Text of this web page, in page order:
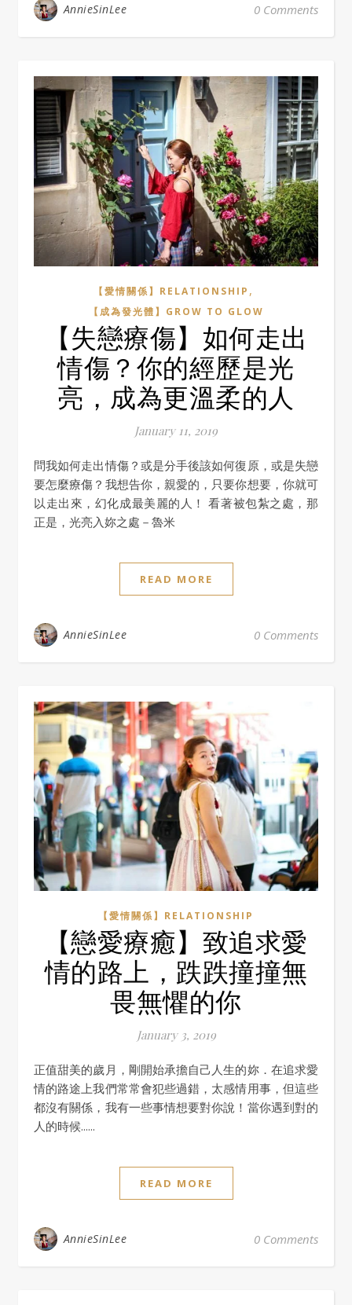
AnnieSinLee 0 Comments
【愛情關係】RELATIONSHIP ,
【成為發光體】GROW TO GLOW
【失戀療傷】如何走出
情傷？你的經歷是光
亮，成為更溫柔的人
January 11, 2019
問我如何走出情傷？或是分手後該如何復原，或是失戀
要怎麼療傷？我想告你，親愛的，只要你想要，你就可
以走出來，幻化成最美麗的人！ 看著被包紮之處，那
正是，光亮入妳之處－魯米
READ MORE
AnnieSinLee 0 Comments
【愛情關係】RELATIONSHIP
【戀愛療癒】致追求愛
情的路上，跌跌撞撞無
畏無懼的你
January 3, 2019
正值甜美的歲月，剛開始承擔自己人生的妳．在追求愛
情的路途上我們常常會犯些過錯，太感情用事，但這些
都沒有關係，我有一些事情想要對你說！當你遇到對的
人的時候......
READ MORE
AnnieSinLee 0 Comments